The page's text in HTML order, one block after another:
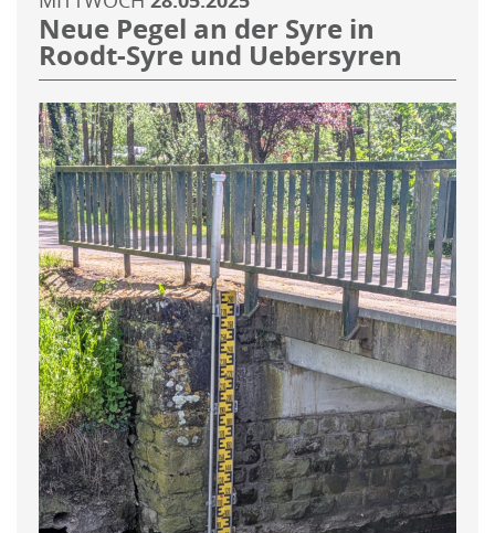
Neue Pegel an der Syre in
Roodt-Syre und Uebersyren